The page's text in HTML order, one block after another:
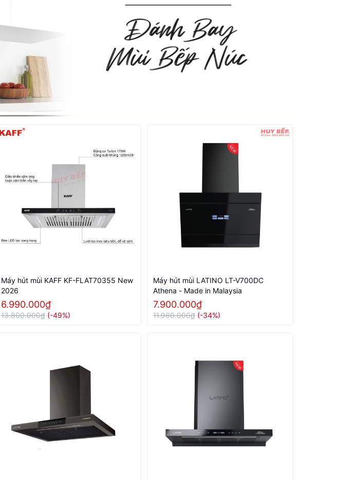
Máy hút mùi KAFF KF-FLAT70355 New
2026
6.990.000₫
13.800.000₫ (-49%)
Máy hút mùi LATINO LT-V700DC
Athena - Made in Malaysia
7.900.000₫
11.980.000₫ (-34%)